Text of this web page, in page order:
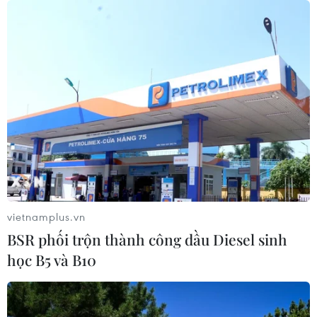
Khởi công Trụ sở Trung tâm phòng,
chống tội phạm mạng châu Á-Thái
Bình Dương
10/07/2026 13:14
Meta nâng cấp mô hình AI Muse
Spark, mở rộng cuộc đua AI tạo sinh
09/07/2026 23:08
FreeStyle Libre 2 Plus: công nghệ
giúp đơn giản hóa chăm sóc đái tháo
vietnamplus.vn
BSR phối trộn thành công dầu Diesel sinh
học B5 và B10